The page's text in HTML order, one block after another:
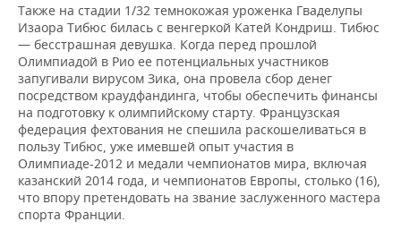
Также на стадии 1/32 темнокожая уроженка Гваделупы
Изаора Тибюс билась с венгеркой Катей Кондриш. Тибюс
— бесстрашная девушка. Когда перед прошлой
Олимпиадой в Рио ее потенциальных участников
запугивали вирусом Зика, она провела сбор денег
посредством краудфандинга, чтобы обеспечить финансы
на подготовку к олимпийскому старту. Французская
федерация фехтования не спешила раскошеливаться в
пользу Тибюс, уже имевшей опыт участия в
Олимпиаде-2012 и медали чемпионатов мира, включая
казанский 2014 года, и чемпионатов Европы, столько (16),
что впору претендовать на звание заслуженного мастера
спорта Франции.